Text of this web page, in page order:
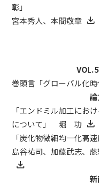
彰」
宮本秀人、本間敬章
巻頭言「グローバル化
「エンドミル加工にお
について」 堀 功
「炭化物微細均一化高
島谷祐司、加藤武志、